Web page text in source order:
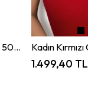
Kadın Kırmızı Çift İp Askılı Atlet 509 BEYAZ JBR509.0000006
1.499,40 TL